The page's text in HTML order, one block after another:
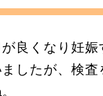
良くなり妊娠
したが、検査